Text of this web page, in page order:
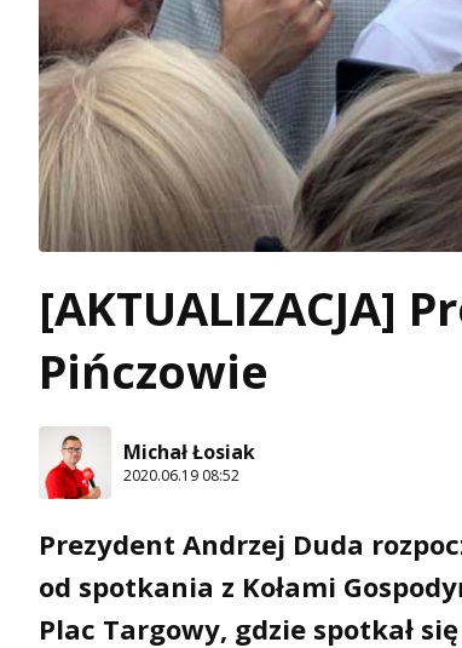
[AKTUALIZACJA]
Pińczowie
Michał Łosiak
2020.06.19 08:52
Prezydent Andrzej Duda
od spotkania z Kołami
Plac Targowy, gdzie spotkał